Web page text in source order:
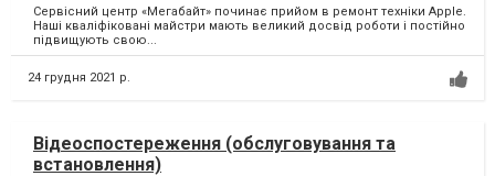
Сервісний центр «Мегабайт» починає прийом в ремонт техніки Apple.
Наші кваліфіковані майстри мають великий досвід роботи і постійно
підвищують свою...
24 грудня 2021 р.
Відеоспостереження (обслуговування та
встановлення)